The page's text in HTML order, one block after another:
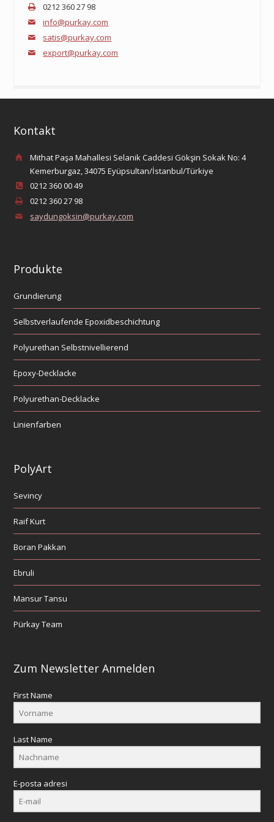
0212 360 27 98
info@purkay.com
satis@purkay.com
export@purkay.com
Kontakt
Mithat Paşa Mahallesi Selanik Caddesi Gökşin Sokak No: 4
Kemerburgaz, 34075 Eyüpsultan/İstanbul/Türkiye
0212 360 00 49
0212 360 27 98
saydungoksin@purkay.com
Produkte
Grundierung
Selbstverlaufende Epoxidbeschichtung
Polyurethan Selbstnivellierend
Epoxy-Decklacke
Polyurethan-Decklacke
Linienfarben
PolyArt
Sevincy
Raif Kurt
Boran Pakkan
Ebruli
Mansur Tansu
Pürkay Team
Zum Newsletter Anmelden
First Name
Last Name
E-posta adresi